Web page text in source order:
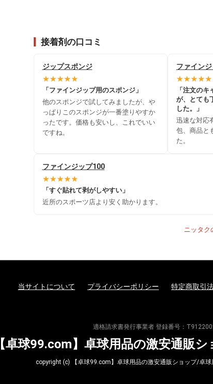
接着剤の口コミ
ジップスポンジ
★★★★★
「ファインジップ用のスポンジ」
他のスポンジで試してみましたが、や
っぱりこのスポンジが一番塗りやすか
ったです。価格も安いし、これでいい
ですね。
ファイン
★★★★★
「注文の
が、とても
した。」
迅速な対応
包、商品と
た。
ファインジップ100
★★★★★
「すぐ貼れて剥がしやすい」
近所のスポーツ店より安く助かります。
ニッタク
当サイトについて プライバシーポリシー 特定商取引
適格請求書発行事業者 登録番号：
【卓球99.com】卓球用品の激安通販
copyright (c) 【卓球99.com】卓球用品の激安通販ショップ/卓